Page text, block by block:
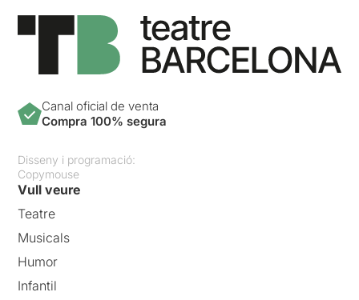
Canal oficial de venta
Compra 100% segura
Disseny i programació:
Copymouse
Vull veure
Teatre
Musicals
Humor
Infantil